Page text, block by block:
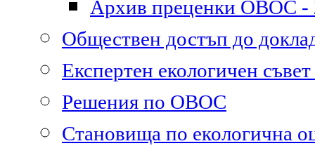
Архив преценки ОВОС -
Обществен достъп до
Експертен екологичен
Решения по ОВОС
Становища по екологична